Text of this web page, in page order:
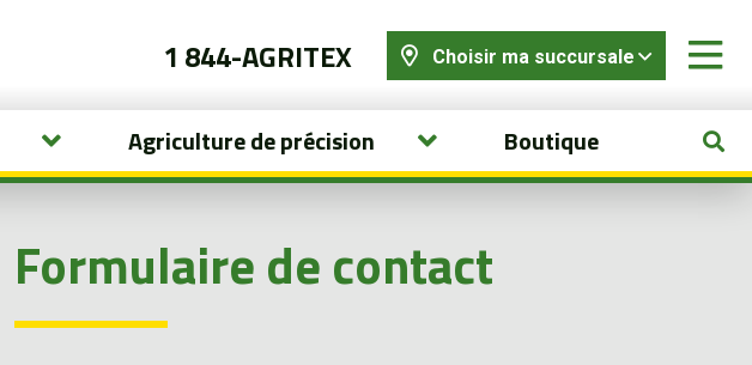
1 844-AGRITEX Choisir ma succursale
Agriculture de précision Boutique
Formulaire de contact